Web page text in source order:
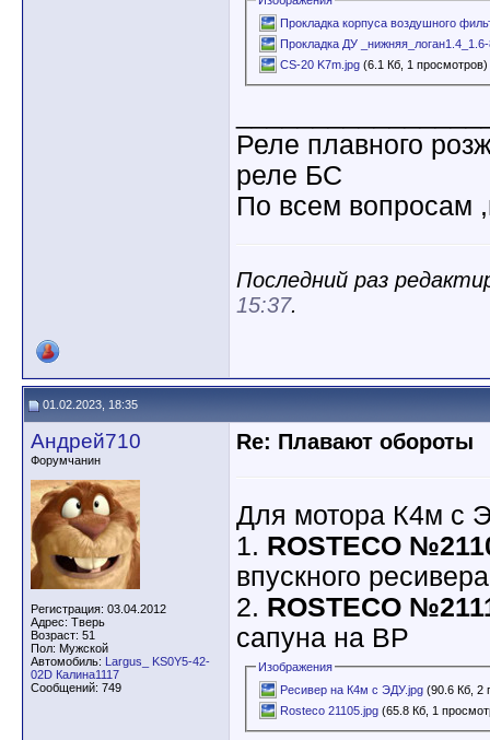
Прокладка корпуса воздушного
Прокладка ДУ
CS-20 K7m.jpg (6.1 Кб, 1 просмотров)
Реле плавного
реле БС
По всем вопросам
Последний раз
15:37.
01.02.2023, 18:35
Андрей710
Форумчанин
Регистрация: 03.04.2012
Адрес: Тверь
Возраст: 51
Пол: Мужской
Автомобиль: Largus_ KS0Y5-42-
02D Калина1117
Сообщений: 749
Re: Плавают обороты
Для мотора К4м с
1. ROSTECO
впускного ресивера
2. ROSTECO
сапуна на ВР
Изображения
Ресивер на К4м с ЭДУ.jpg (90.6 Кб, 2
Rosteco 21105.jpg (65.8 Кб, 1